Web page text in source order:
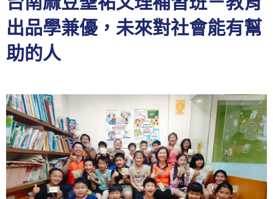
出品學兼優，未來對社會能有幫
助的人